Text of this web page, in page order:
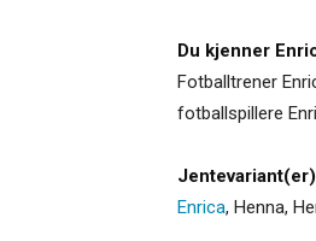
Du kjenner
Fotballtrener
fotballspillere
Enrica, Henna,